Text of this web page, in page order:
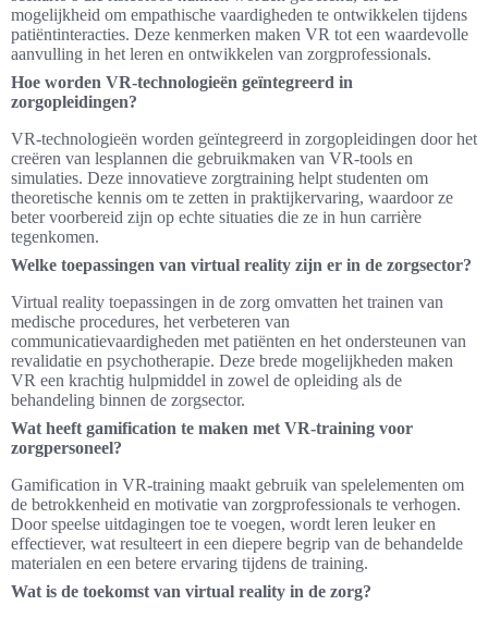
mogelijkheid om empathische vaardigheden te ontwikkelen tijdens
patiëntinteracties. Deze kenmerken maken VR tot een waardevolle
aanvulling in het leren en ontwikkelen van zorgprofessionals.
Hoe worden VR-technologieën geïntegreerd in
zorgopleidingen?
VR-technologieën worden geïntegreerd in zorgopleidingen door het
creëren van lesplannen die gebruikmaken van VR-tools en
simulaties. Deze innovatieve zorgtraining helpt studenten om
theoretische kennis om te zetten in praktijkervaring, waardoor ze
beter voorbereid zijn op echte situaties die ze in hun carrière
tegenkomen.
Welke toepassingen van virtual reality zijn er in de zorgsector?
Virtual reality toepassingen in de zorg omvatten het trainen van
medische procedures, het verbeteren van
communicatievaardigheden met patiënten en het ondersteunen van
revalidatie en psychotherapie. Deze brede mogelijkheden maken
VR een krachtig hulpmiddel in zowel de opleiding als de
behandeling binnen de zorgsector.
Wat heeft gamification te maken met VR-training voor
zorgpersoneel?
Gamification in VR-training maakt gebruik van spelelementen om
de betrokkenheid en motivatie van zorgprofessionals te verhogen.
Door speelse uitdagingen toe te voegen, wordt leren leuker en
effectiever, wat resulteert in een diepere begrip van de behandelde
materialen en een betere ervaring tijdens de training.
Wat is de toekomst van virtual reality in de zorg?